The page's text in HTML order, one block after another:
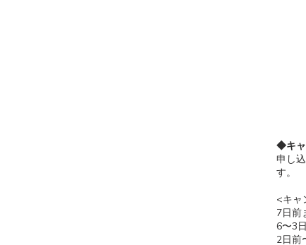
◆キ
申し
す。
<キャ
7日前
6〜3
2日前